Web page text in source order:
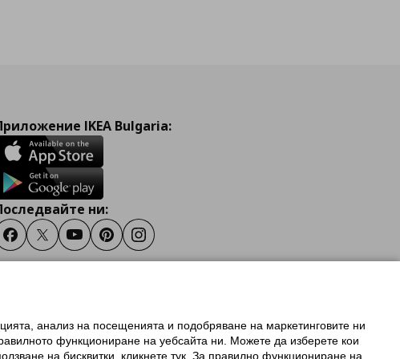
IKEA Bulgaria:
ни:
FacebookTwitterYoutubePinterestInstagram
за ползване на ikea.bg
IKEA Family
анализ на посещенията и подобряване на маркетинговите ни
функциониране на уебсайта ни. Можете да изберете кои
на бисквитки, кликнете тук. За правилно функциониране на